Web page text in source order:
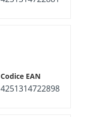
4251314722898